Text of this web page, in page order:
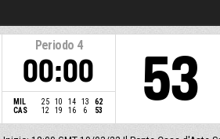
Periodo 4
00:00
MIL 25 10 14 13
62
CAS
12 19 16 6 53 53